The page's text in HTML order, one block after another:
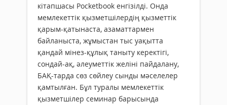
кітапшасы Pocketbook енгізілді. Онда
мемлекеттік қызметшілердің қыз­мет­тік
қарым-қатынаста, азаматтармен
байланыста, жұмыстан тыс уақытта
қандай мінез-құлық таныту керектігі,
сондай-ақ, әлеу­меттік желіні пайдалану,
БАҚ-тарда сөз сөйлеу сынды мәселелер
қамтылған. Бұл туралы мемлекеттік
қызметшілер семинар барысында